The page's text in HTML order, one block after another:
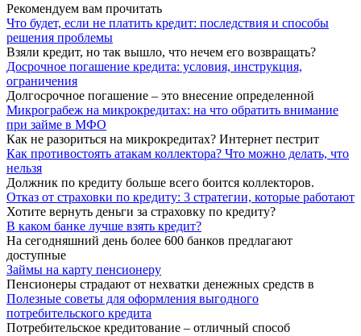
Рекомендуем вам прочитать
Что будет, если не платить кредит: последствия и способы
решения проблемы
Взяли кредит, но так вышло, что нечем его возвращать?
Досрочное погашение кредита: условия, инструкция,
ограничения
Долгосрочное погашение – это внесение определенной
Микрограбеж на микрокредитах: на что обратить внимание
при займе в МФО
Как не разориться на микрокредитах? Интернет пестрит
Как противостоять атакам коллектора? Что можно делать, что
нельзя
Должник по кредиту больше всего боится коллекторов.
Отказ от страховки по кредиту: 3 стратегии, которые работают
Хотите вернуть деньги за страховку по кредиту?
В каком банке лучше взять кредит?
На сегодняшний день более 600 банков предлагают
доступные
Займы на карту пенсионеру
Пенсионеры страдают от нехватки денежных средств в
Полезные советы для оформления выгодного
потребительского кредита
Потребительское кредитование – отличный способ